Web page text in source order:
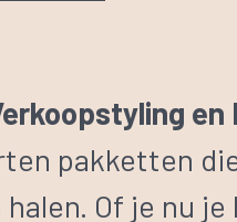
en
pakketten
Of je nu